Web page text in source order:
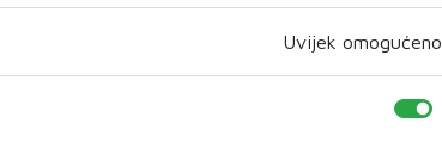
koji su me dosad
ponajviše tijekom
mentora Đorđa
Uvijek omogućeno